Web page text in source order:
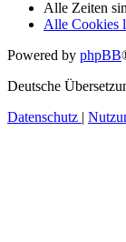
Alle Zeiten
Alle Cookies
Powered by phpBB
Deutsche
Datenschutz |